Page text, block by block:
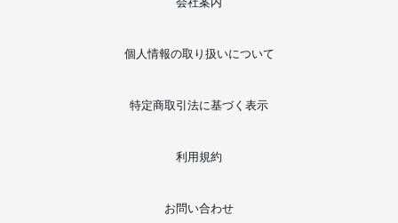
個人情報の取り扱いについて
特定商取引法に基づく表示
利用規約
お問い合わせ